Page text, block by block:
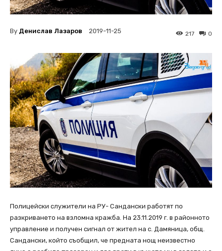
By Денислав Лазаров 2019-11-25 0
217
Полицейски служители на РУ- Сандански работят по
разкриването на взломна кражба. На 23.11.2019 г. в районното
управление и получен сигнал от жител на с. Дамяница, общ.
Сандански, който съобщил, че предната нощ неизвестно